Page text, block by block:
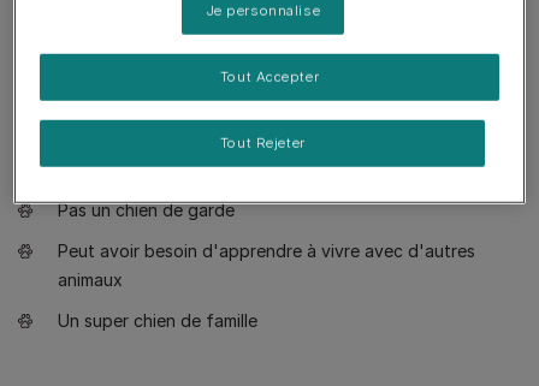
Nécessite d'être entretenu un jour sur deux
Chien calme
Pas un chien de garde
Peut avoir besoin d'apprendre à vivre avec d'autres
animaux
Un super chien de famille
Je personnalise
Tout Rejeter
Tout Accepter